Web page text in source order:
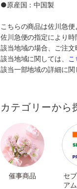
●原産国：中国製
こちらの商品は佐川急便
佐川急便の指定により時
該当地域の場合、ご注文
該当地域に関しては、
こ
該当一部地域の詳細に関
カテゴリーから
催事商品
セ
ア